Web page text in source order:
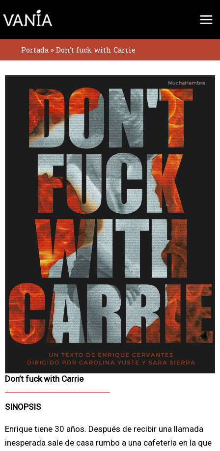
al
Portada » Don’t fuck with Carrie
Don’t fuck with Carrie
SINOPSIS
Enrique tiene 30 años. Después de recibir una llamada
inesperada sale de casa rumbo a una cafetería en la que